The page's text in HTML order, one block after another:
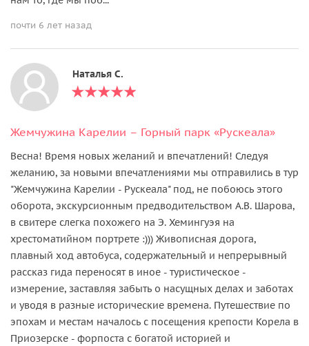
почти 6 лет назад
Наталья С.
Жемчужина Карелии – Горный парк «Рускеала»
Весна! Время новых желаний и впечатлений! Следуя
желанию, за новыми впечатлениями мы отправились в тур
"Жемчужина Карелии - Рускеала" под, не побоюсь этого
оборота, экскурсионным предводительством А.В. Шарова,
в свитере слегка похожего на Э. Хемингуэя на
хрестоматийном портрете :))) Живописная дорога,
плавный ход автобуса, содержательный и непрерывный
рассказ гида переносят в иное - туристическое -
измерение, заставляя забыть о насущных делах и заботах
и уводя в разные исторические времена. Путешествие по
эпохам и местам началось с посещения крепости Корела в
Приозерске - форпоста с богатой историей и